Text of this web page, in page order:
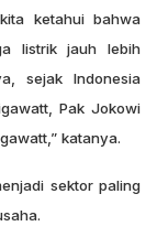
ketahui bahwa
listrik jauh lebih
sejak Indonesia
Pak Jokowi
katanya.
sektor paling